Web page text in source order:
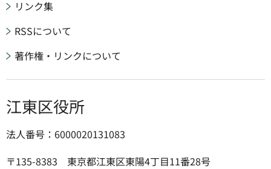
リンク集
RSSについて
著作権・リンクについて
江東区役所
法人番号：6000020131083
〒135-8383 東京都江東区東陽4丁目11番28号